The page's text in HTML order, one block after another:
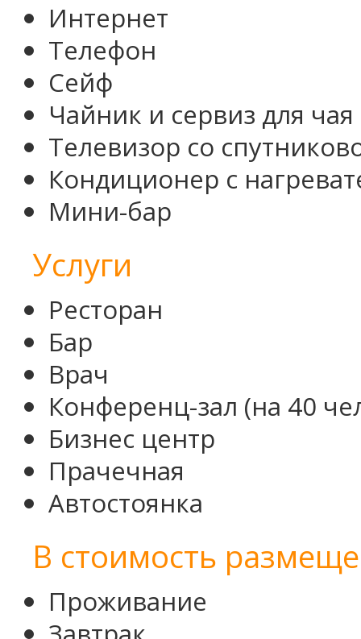
Интернет
Телефон
Сейф
Чайник и сервиз для
Телевизор со
Кондиционер с
Мини-бар
Услуги
Ресторан
Бар
Врач
Конференц-зал (на 40
Бизнес центр
Прачечная
Автостоянка
В стоимость
Проживание